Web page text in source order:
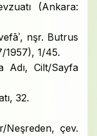
(Ankara:
nşr. Butrus
1957), 1/45.
Adı, Cilt/Sayfa
32.
Neşreden, çev.